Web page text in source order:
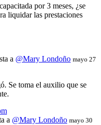
por 3 meses, ¿se
liquidar las prestaciones
a @Mary Londoño mayo 27
Se toma el auxilio que se
a @Mary Londoño mayo 30